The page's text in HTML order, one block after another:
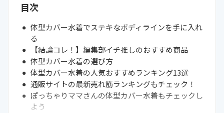
目次
体型カバー水着でステキなボディラインを手に入れ
る
【結論コレ！】編集部イチ推しのおすすめ商品
体型カバー水着の選び方
体型カバー水着の人気おすすめランキング13選
通販サイトの最新売れ筋ランキングもチェック！
ぽっちゃりママさんの体型カバー水着もチェックし
よう